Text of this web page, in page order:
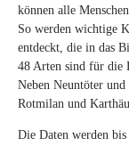
können alle
So werden wichtige
entdeckt, die in das
48 Arten sind für die
Neben Neuntöter und
Rotmilan und
Die Daten werden